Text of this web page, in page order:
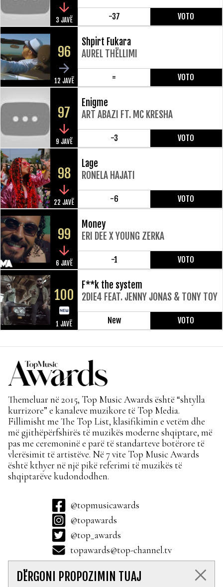
3 JAVË -37 VOTO
96
12 JAVË
Shpirt Fukara
AUREL THËLLIMI
= VOTO
97
9 JAVË
Enigme
ART ABAZI FT. MC KRESHA
-3 VOTO
98
22 JAVË
Lage
RONELA HAJATI
-6 VOTO
99
6 JAVË
Money
ERI DEE X YOUNG ZERKA
-1 VOTO
100
1 JAVË
F**k the system
2DIE4 FEAT. JENNY JONAS & TONY TOY
New VOTO
DËRGONI PROPOZIMIN TUAJ
Themeluar në 2015, Top Music Awards është “shtylla
kurrizore” e kanaleve muzikore të Top Media.
Fillimisht me The Top List, klasifikimin e vetëm dhe
më gjithëpërfshirës të muzikës moderne shqiptare, më
pas me ceremoninë e parë të standarteve botërore të
vlerësimit të artistëve. Në 7 vite Top Music Awards
është kthyer në një pikë referimi të muzikës të
shqiptarëve kudondodhen.
@topmusicawards
@topawards
@top_awards
topawards@top-channel.tv